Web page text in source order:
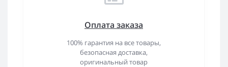
Оплата заказа
100% гарантия на все товары,
безопасная доставка,
оригинальный товар